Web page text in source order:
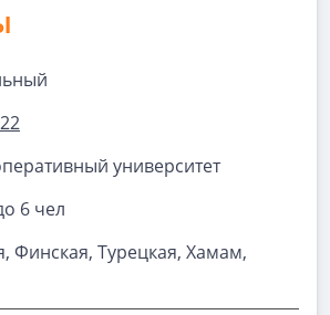
университет
6 чел
Финская, Турецкая, Хамам,